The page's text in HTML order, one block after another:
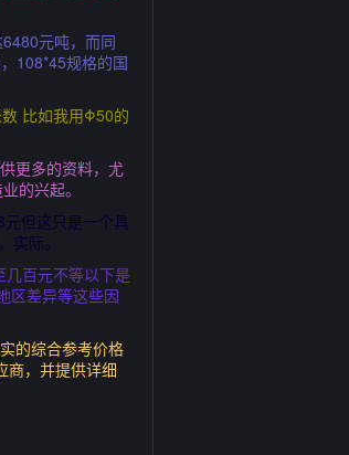
元吨，而同
108*45规格的国
比如我用Φ50的
更多的资料，尤
的兴起。
但这只是一个具
际。
几百元不等以下是
区差异等这些因
的综合参考价格
商，并提供详细